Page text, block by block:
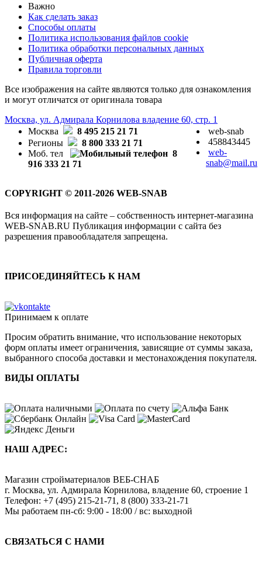
Важно
Как сделать заказ
Способы оплаты
Политика использования файлов cookie
Политика обработки персональных данных
Публичная оферта
Правила торговли
Все изображения на сайте являются только для ознакомления
и могут отличатся от оригинала товара
Москва, ул. Адмирала Корнилова владение 60, стр. 1
Москва
8 495 215 21 71
Регионы
8 800 333 21 71
Моб. тел
8
916 333 21 71
web-snab
458843445
web-
snab@mail.ru
COPYRIGHT © 2011-2026 WEB-SNAB
Вся информация на сайте – собственность интернет-магазина
WEB-SNAB.RU Публикация информации с сайта без
разрешения правообладателя запрещена.
ПРИСОЕДИНЯЙТЕСЬ К НАМ
Принимаем к оплате
Просим обратить внимание, что использование некоторых
форм оплаты имеет ограничения, зависящие от суммы заказа,
выбранного способа доставки и местонахождения покупателя.
ВИДЫ ОПЛАТЫ
НАШ АДРЕС:
Магазин стройматериалов ВЕБ-СНАБ
г. Москва, ул. Адмирала Корнилова, владение 60, строение 1
Телефон: +7 (495) 215-21-71 , 8 (800) 333-21-71
Мы работаем пн-сб: 9:00 - 18:00 / вс: выходной
СВЯЗАТЬСЯ С НАМИ